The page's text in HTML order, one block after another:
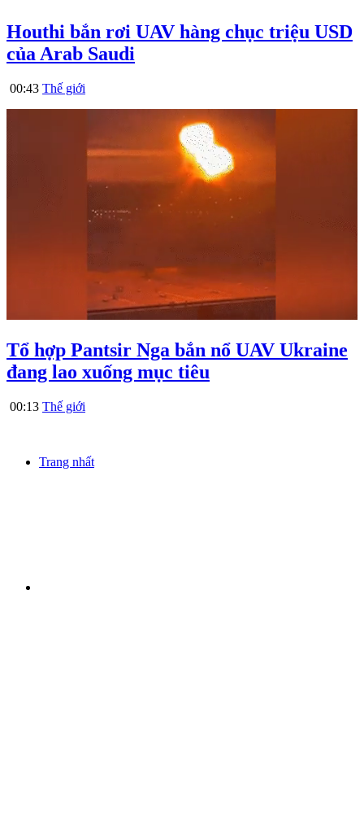
Houthi bắn rơi UAV hàng chục triệu USD
của Arab Saudi
00:43 Thế giới
Tổ hợp Pantsir Nga bắn nổ UAV Ukraine
đang lao xuống mục tiêu
00:13 Thế giới
Trang nhất